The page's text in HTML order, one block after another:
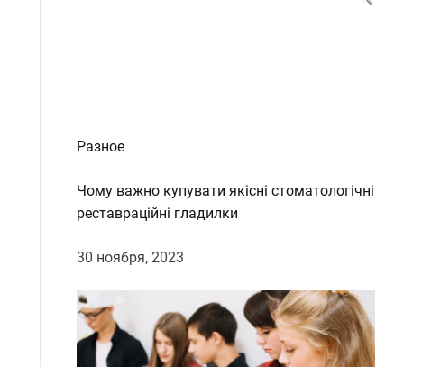
Разное
Чому важно купувати якісні стоматологічні
реставраційні гладилки
30 ноября, 2023